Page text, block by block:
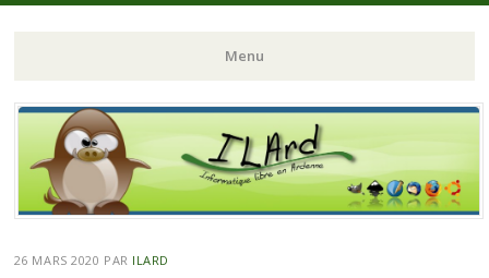
ILArd (Informatique
Libre en Ardenne)
Menu
Aller
contenu
principal
26 MARS 2020 PAR ILARD